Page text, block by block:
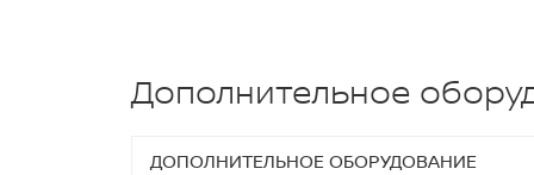
Дополнительное
ДОПОЛНИТЕЛЬНОЕ ОБОРУДОВАНИЕ